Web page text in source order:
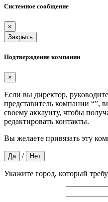
Системное сообщение
×
Закрыть
Подтверждение компании
×
Если вы директор,
представитель компании “”,
своему аккаунту, чтобы
редактировать контакты.
Вы желаете привязать эту
Да / Нет
Укажите город, который